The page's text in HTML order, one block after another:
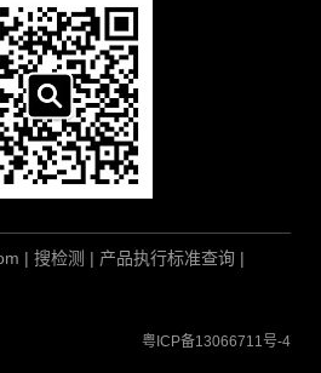
| 搜检测 | 产品执行标准查询 |
粤ICP备13066711号-4